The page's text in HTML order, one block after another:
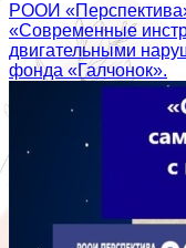
РООИ
«Современные
двигательными
фонда «Галчонок».